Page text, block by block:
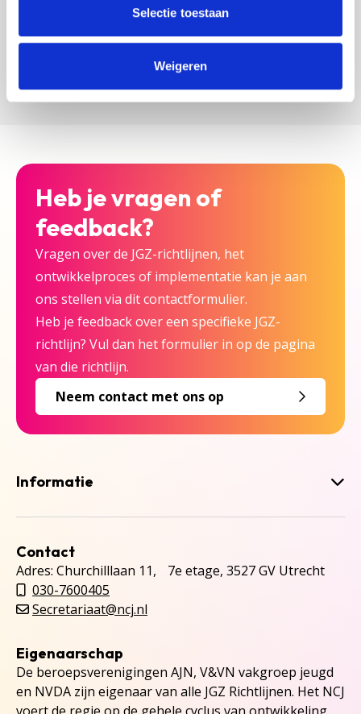
Selectie toestaan
Weigeren
Versturen
Heb je vragen of
feedback?
Vragen over de JGZ-richtlijnen, het
ontwikkelproces of implementatie kan je aan
ons stellen via dit contactformulier.
Heb je feedback over een specifieke JGZ-
richtlijn? Vul dan het formulier in op de pagina
van die richtlijn.
Neem contact met ons op
Informatie
Contact
Adres: Churchilllaan 11, 7e etage, 3527 GV Utrecht
030-7600405
Secretariaat@ncj.nl
Eigenaarschap
De beroepsverenigingen AJN, V&VN vakgroep jeugd
en NVDA zijn eigenaar van alle JGZ Richtlijnen. Het NCJ